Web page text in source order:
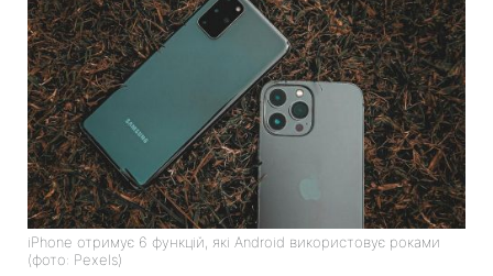
iPhone отримує 6 функцій, які Android використовує роками
(фото: Pexels)